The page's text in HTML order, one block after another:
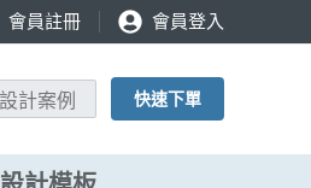
會員註冊 會員登入
快速下單